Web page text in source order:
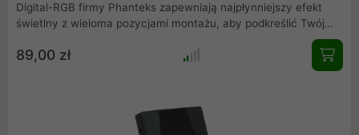
Digital-RGB firmy Phanteks zapewniają najpłynniejszy efekt
świetlny z wieloma pozycjami montażu, aby podkreślić Twój
system. NEON ma idealną długość, aby oświetlić kontur płyty
głównej ATX, obudowy lub innego komponentu sprzętowego.
podświetlić rozproszonym promieniem światła z taśmy LED
89,00 zł